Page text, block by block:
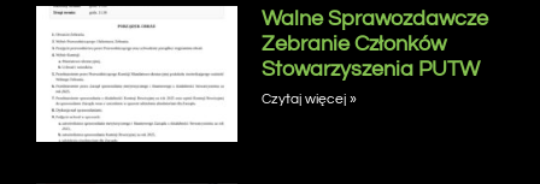
Walne Sprawozdawcze
Zebranie Członków
Stowarzyszenia PUTW
Czytaj więcej »